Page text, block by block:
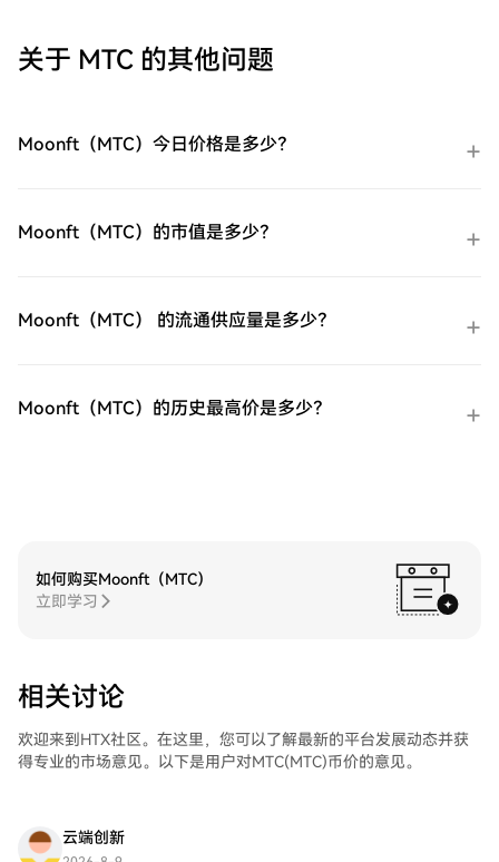
或Mastercard即时购买ProShares 两倍做多
Pay等流行支付方法以增加便利性。C2C购
者提供个性化服务和竞争性汇率。第三步：
存储您的ProShares 两倍做多短期 VIX 期货
在您的HTX账户钱包中。您也可以通过区块
链转账将其发送到其他地方或者用于交易其
货市场轻松交易ProShares 两倍做多短期 VIX
期货ETF（UVXY)。访问您的账户，选择您的
铀持有企业，受益全球清洁能源转型与核电
需求增长，是美股稀缺铀矿赛道投资工具。
关于 MTC 的其他问题
Moonft（MTC）今日价格是多少？
Moonft（MTC）的市值是多少？
Moonft（MTC） 的流通供应量是多少？
Moonft（MTC）的历史最高价是多少？
如何购买Moonft（MTC）
立即学习
相关讨论
欢迎来到HTX社区。在这里，您可以了解最新的平台发展动态并获
得专业的市场意见。以下是用户对MTC(MTC)币价的意见。
云端创新